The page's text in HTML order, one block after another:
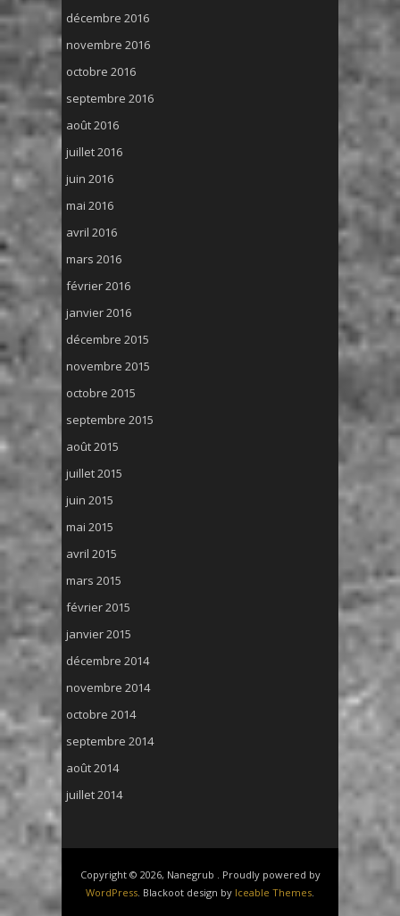
décembre 2016
novembre 2016
octobre 2016
septembre 2016
août 2016
juillet 2016
juin 2016
mai 2016
avril 2016
mars 2016
février 2016
janvier 2016
décembre 2015
novembre 2015
octobre 2015
septembre 2015
août 2015
juillet 2015
juin 2015
mai 2015
avril 2015
mars 2015
février 2015
janvier 2015
décembre 2014
novembre 2014
octobre 2014
septembre 2014
août 2014
juillet 2014
Copyright © 2026, Nanegrub . Proudly powered by
WordPress . Blackoot design by Iceable Themes